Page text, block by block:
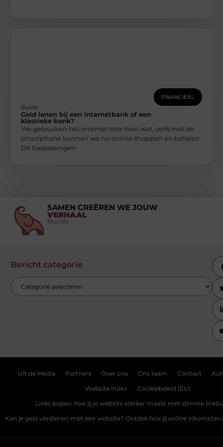
FINANCIEEL
Builds
Geld lenen bij een internetbank of een
klassieke bank?
We gebruiken het internet voor heel wat, zelfs met de
smartphone kunnen we nu online shoppen en betalen.
De toepassingen
SAMEN CREËREN WE JOUW
VERHAAL
Builds
Bericht categorie
Uit de Media Partners Over ons Ons team Contact
Website index Cookiebeleid (EU)
Links kopen: hoe jij je website sterker maakt met slimme
Kan je geld verdienen met een website? Ontdek hoe jij online